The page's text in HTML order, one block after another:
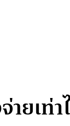
เท่า